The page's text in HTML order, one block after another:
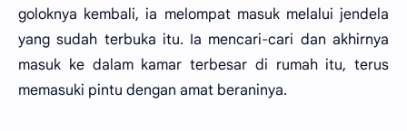
goloknya kembali, ia melompat masuk melalui jendela
yang sudah terbuka itu. Ia mencari-cari dan akhirnya
masuk ke dalam kamar terbesar di rumah itu, terus
memasuki pintu dengan amat beraninya.